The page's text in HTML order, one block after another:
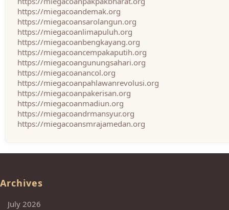
https://miegacoandemak.org
https://miegacoansarolangun.org
https://miegacoanlimapuluh.org
https://miegacoanbengkayang.org
https://miegacoancempakaputih.org
https://miegacoangunungsahari.org
https://miegacoanancol.org
https://miegacoanpahlawanrevolusi.org
https://miegacoanpakerisan.org
https://miegacoanmadiun.org
https://miegacoandrmansyur.org
https://miegacoansmrajamedan.org
Archives
July 2026